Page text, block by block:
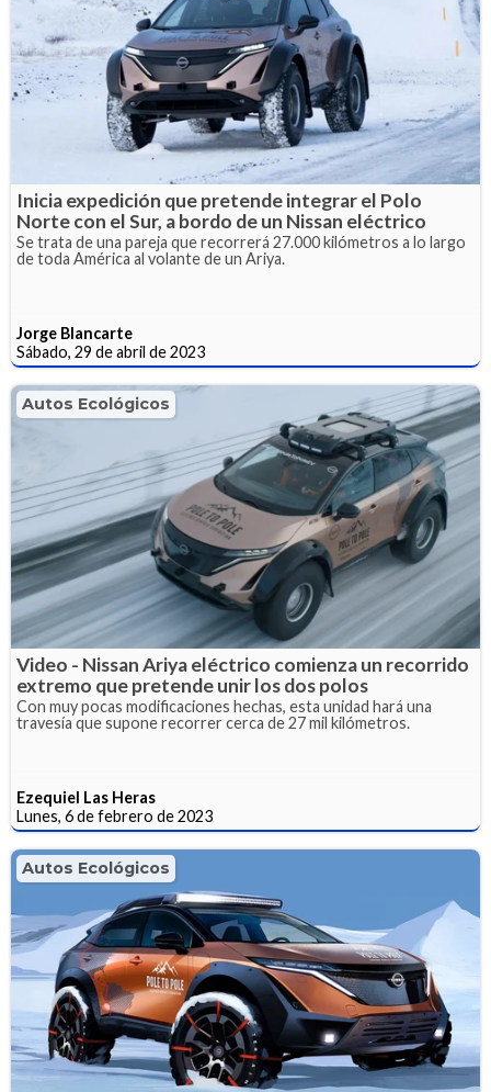
Inicia expedición que pretende integrar el Polo
Norte con el Sur, a bordo de un Nissan eléctrico
Se trata de una pareja que recorrerá 27.000 kilómetros a lo largo
de toda América al volante de un Ariya.
Jorge Blancarte
Sábado, 29 de abril de 2023
Autos Ecológicos
Video - Nissan Ariya eléctrico comienza un recorrido
extremo que pretende unir los dos polos
Con muy pocas modificaciones hechas, esta unidad hará una
travesía que supone recorrer cerca de 27 mil kilómetros.
Ezequiel Las Heras
Lunes, 6 de febrero de 2023
Autos Ecológicos